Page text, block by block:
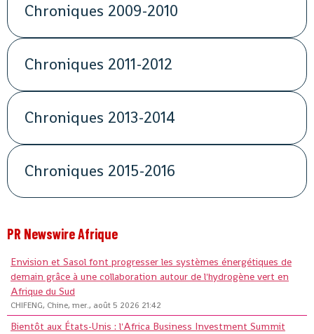
Chroniques 2009-2010
Chroniques 2011-2012
Chroniques 2013-2014
Chroniques 2015-2016
PR Newswire Afrique
Envision et Sasol font progresser les systèmes énergétiques de
demain grâce à une collaboration autour de l'hydrogène vert en
Afrique du Sud
CHIFENG, Chine, mer., août 5 2026 21:42
Bientôt aux États-Unis : l'Africa Business Investment Summit